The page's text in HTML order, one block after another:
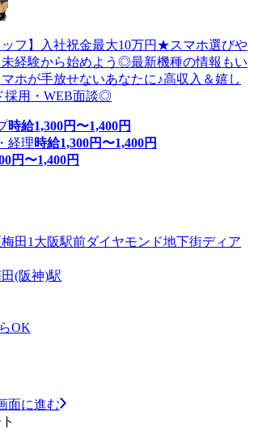
ッフ】入社祝金最大10万円★スマホ選びや
経験から始めよう◎最新機種の情報もい
ホが手放せないあなたに♪高収入＆嬉し
採用・WEB面談◎
時給1,300円〜1,400円
経理時給1,300円〜1,400円
円〜1,400円
田1大阪駅前ダイヤモンド地下街ディア
(阪神)駅
OK
面に進む